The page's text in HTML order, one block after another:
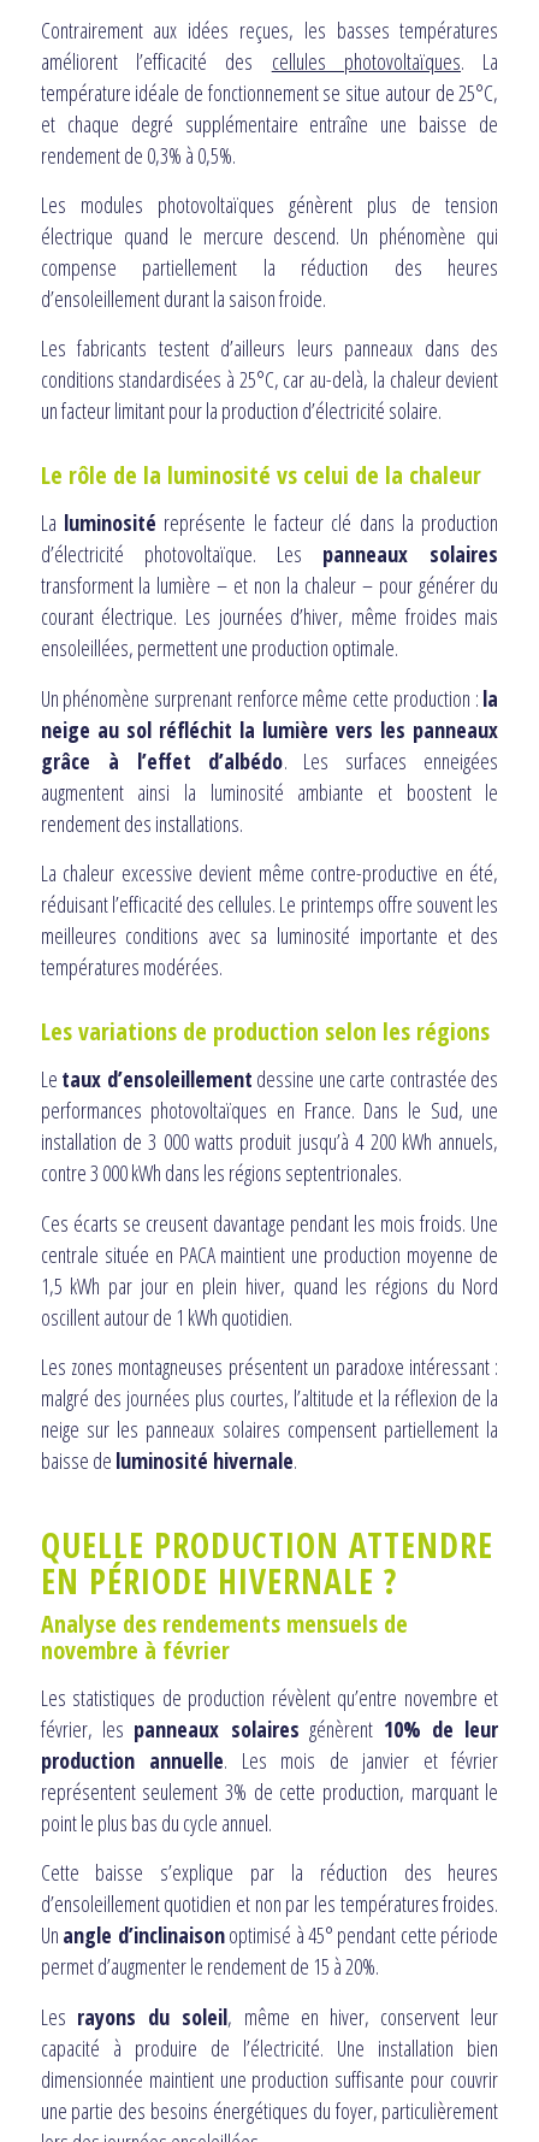
Contrairement aux idées reçues, les basses températures
améliorent l’efficacité des cellules photovoltaïques. La
température idéale de fonctionnement se situe autour de 25°C,
et chaque degré supplémentaire entraîne une baisse de
rendement de 0,3% à 0,5%.
Les modules photovoltaïques génèrent plus de tension
électrique quand le mercure descend. Un phénomène qui
compense partiellement la réduction des heures
d’ensoleillement durant la saison froide.
Les fabricants testent d’ailleurs leurs panneaux dans des
conditions standardisées à 25°C, car au-delà, la chaleur devient
un facteur limitant pour la production d’électricité solaire.
Le rôle de la luminosité vs celui de la chaleur
La luminosité représente le facteur clé dans la production
d’électricité photovoltaïque. Les panneaux solaires
transforment la lumière – et non la chaleur – pour générer du
courant électrique. Les journées d’hiver, même froides mais
ensoleillées, permettent une production optimale.
Un phénomène surprenant renforce même cette production : la
neige au sol réfléchit la lumière vers les panneaux
grâce à l’effet d’albédo. Les surfaces enneigées
augmentent ainsi la luminosité ambiante et boostent le
rendement des installations.
La chaleur excessive devient même contre-productive en été,
réduisant l’efficacité des cellules. Le printemps offre souvent les
meilleures conditions avec sa luminosité importante et des
températures modérées.
Les variations de production selon les régions
Le taux d’ensoleillement dessine une carte contrastée des
performances photovoltaïques en France. Dans le Sud, une
installation de 3 000 watts produit jusqu’à 4 200 kWh annuels,
contre 3 000 kWh dans les régions septentrionales.
Ces écarts se creusent davantage pendant les mois froids. Une
centrale située en PACA maintient une production moyenne de
1,5 kWh par jour en plein hiver, quand les régions du Nord
oscillent autour de 1 kWh quotidien.
Les zones montagneuses présentent un paradoxe intéressant :
malgré des journées plus courtes, l’altitude et la réflexion de la
neige sur les panneaux solaires compensent partiellement la
baisse de luminosité hivernale.
QUELLE PRODUCTION ATTENDRE
EN PÉRIODE HIVERNALE ?
Analyse des rendements mensuels de
novembre à février
Les statistiques de production révèlent qu’entre novembre et
février, les panneaux solaires génèrent 10% de leur
production annuelle. Les mois de janvier et février
représentent seulement 3% de cette production, marquant le
point le plus bas du cycle annuel.
Cette baisse s’explique par la réduction des heures
d’ensoleillement quotidien et non par les températures froides.
Un angle d’inclinaisonoptimisé à 45° pendant cette période
permet d’augmenter le rendement de 15 à 20%.
Les rayons du soleil, même en hiver, conservent leur
capacité à produire de l’électricité. Une installation bien
dimensionnée maintient une production suffisante pour couvrir
une partie des besoins énergétiques du foyer, particulièrement